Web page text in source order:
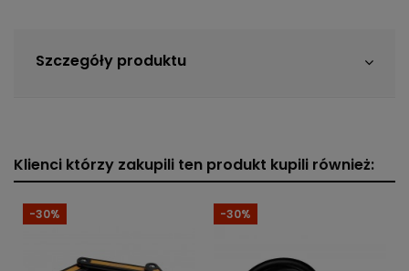
Szczegóły produktu
Klienci którzy zakupili ten produkt kupili również:
-30% -30%